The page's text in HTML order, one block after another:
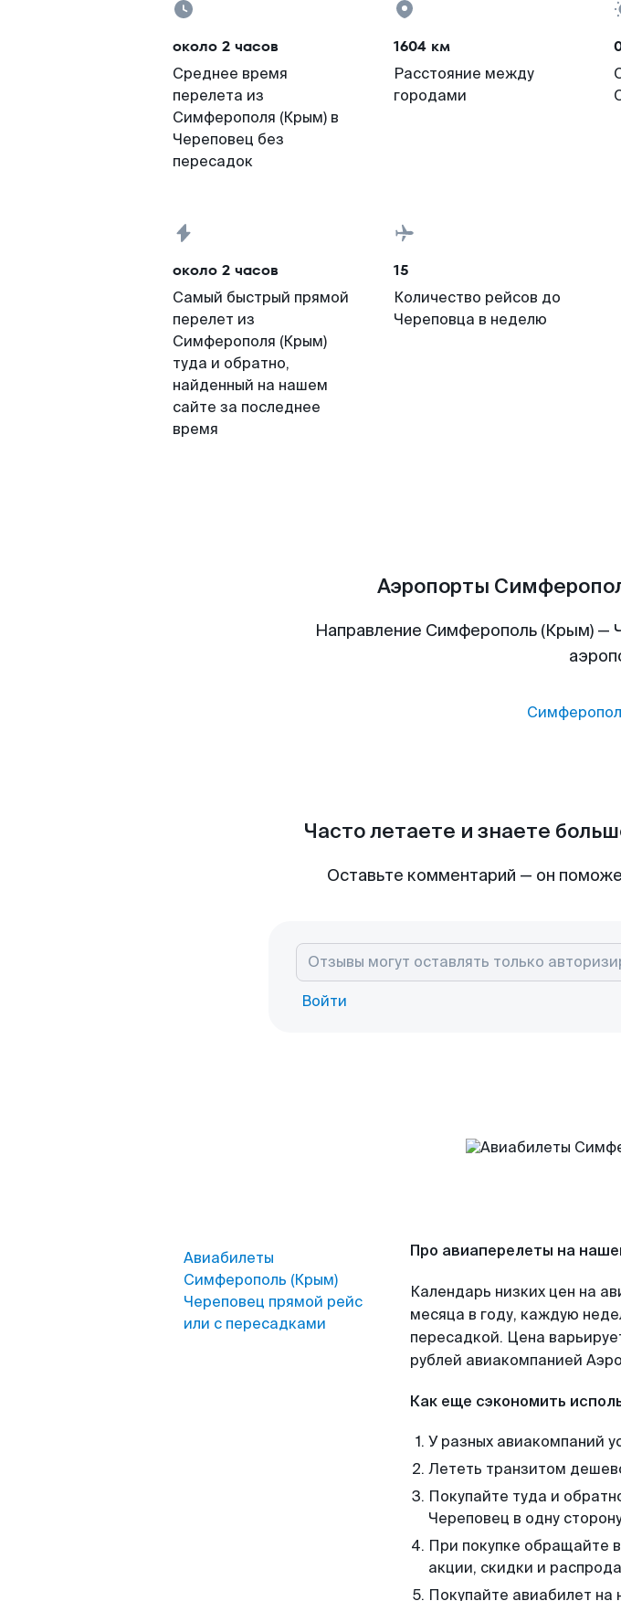
около 2 часов
Среднее время
перелета из
Симферополя (Крым) в
Череповец без
пересадок
1604 км
Расстояние между
городами
около 2 часов
Самый быстрый прямой
перелет из
Симферополя (Крым)
туда и обратно,
найденный на нашем
сайте за последнее
время
15
Количество рейсов до
Череповца в неделю
Аэропорты
Направление Симферополь (Крым) —
Часто летаете и знаете
Оставьте комментарий — он
Войти
Авиабилеты
Симферополь (Крым)
Череповец прямой рейс
или с пересадками
Про авиаперелеты на
Календарь низких цен на
месяца в году, каждую
пересадкой. Цена
рублей авиакомпанией
Как еще сэкономить
У разных авиакомпаний
Лететь транзитом
Покупайте туда и
Череповец в одну
При покупке обращайте
акции, скидки и
Покупайте авиабилет на